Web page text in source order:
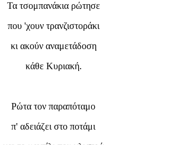
Τα τσομπανάκια ρώτησε
που 'χουν τρανζιστοράκι
κι ακούν αναμετάδοση
κάθε Κυριακή.
Ρώτα τον παραπόταμο
π' αδειάζει στο ποτάμι